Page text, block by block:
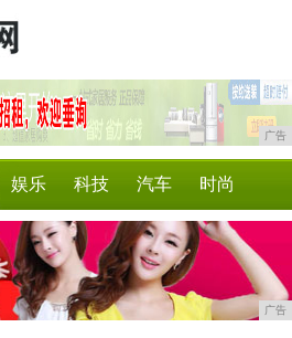
广告
娱乐 科技 汽车 时尚
商讯 消费 购物
广告